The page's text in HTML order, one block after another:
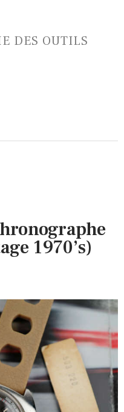
DES OUTILS
1970’s)